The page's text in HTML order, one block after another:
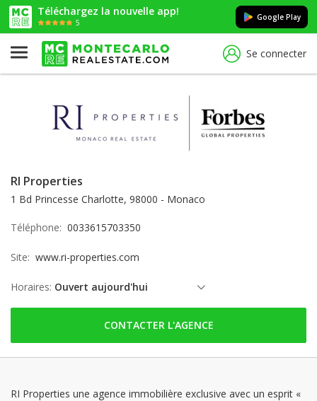
Téléchargez la nouvelle app!
5
Google Play
Se connecter
RI Properties
1 Bd Princesse Charlotte, 98000 - Monaco
Téléphone: 0033615703350
Site: www.ri-properties.com
Horaires: Ouvert aujourd'hui
lundi: ouvert
mardi: ouvert
vendredi: ouvert
CONTACTER L'AGENCE
RI Properties une agence immobilière exclusive avec un esprit «